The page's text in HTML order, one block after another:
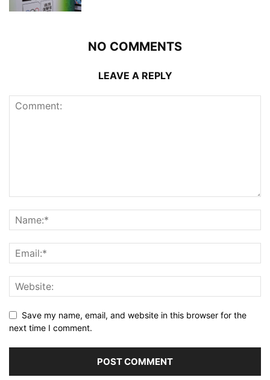
NO COMMENTS
LEAVE A REPLY
Save my name, email, and website in this browser for the
next time I comment.